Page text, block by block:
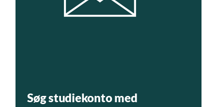
Søg studiekonto med